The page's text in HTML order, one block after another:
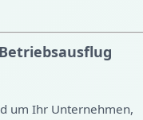
um Ihr Unternehmen,